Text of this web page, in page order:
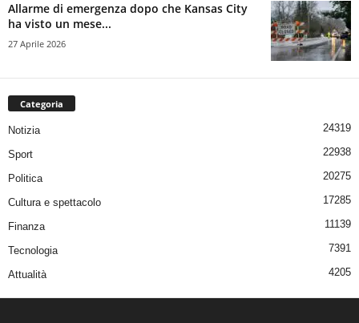
Allarme di emergenza dopo che Kansas City
ha visto un mese...
27 Aprile 2026
Categoria
Notizia 24319
Sport 22938
Politica 20275
Cultura e spettacolo 17285
Finanza 11139
Tecnologia 7391
Attualità 4205